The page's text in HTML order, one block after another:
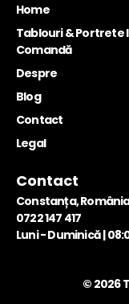
Home
Tablouri & Portrete
Comandă
Despre
Blog
Contact
Legal
Contact
Constanța,
0722 147 417
Luni - Duminică |
© 2026